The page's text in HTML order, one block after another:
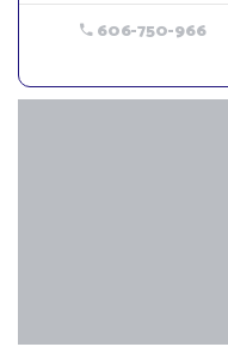
606-750-966